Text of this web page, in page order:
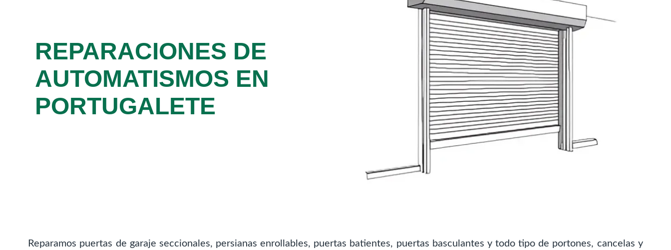
REPARACIONES DE
AUTOMATISMOS EN
PORTUGALETE
Reparamos puertas de garaje seccionales, persianas enrollables, puertas batientes, puertas basculantes y todo tipo de portones, cancelas y